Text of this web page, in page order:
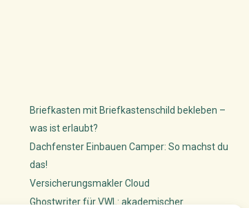
Briefkasten mit Briefkastenschild bekleben –
was ist erlaubt?
Dachfenster Einbauen Camper: So machst du
das!
Versicherungsmakler Cloud
Ghostwriter für VWL: akademischer